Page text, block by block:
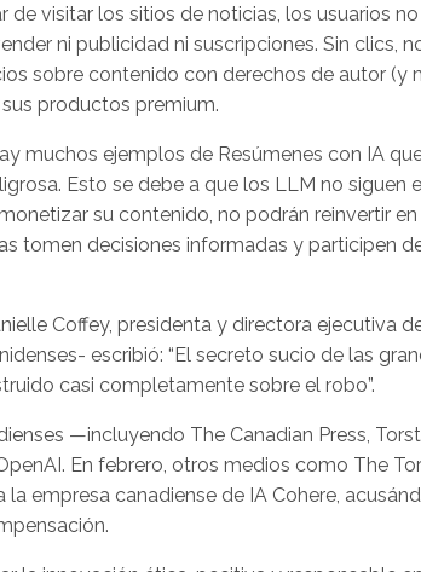
visitar los sitios de noticias, los usuarios
ni publicidad ni suscripciones. Sin clics,
sobre contenido con derechos de autor (y
productos premium.
muchos ejemplos de Resúmenes con IA
Esto se debe a que los LLM no siguen
su contenido, no podrán reinvertir
tomen decisiones informadas y participen
Coffey, presidenta y directora ejecutiva
escribió: “El secreto sucio de las
casi completamente sobre el robo”.
—incluyendo The Canadian Press,
En febrero, otros medios como The
empresa canadiense de IA Cohere,